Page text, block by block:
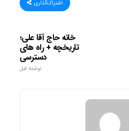
اشتراک‌گذاری
خانه حاج آقا علی؛
تاریخچه + راه های
دسترسی
نوشته قبل